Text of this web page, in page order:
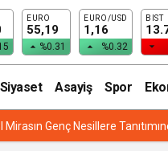
EURO
55,19
%0.31
EURO/USD
1,16
%0.32
BIST
Siyaset Asayiş Spor
İLÇE MİLLİ EĞİTİM’DEN